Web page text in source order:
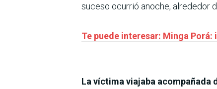
suceso ocurrió anoche, alrededor
Te puede interesar: Minga
La víctima viajaba acompañada